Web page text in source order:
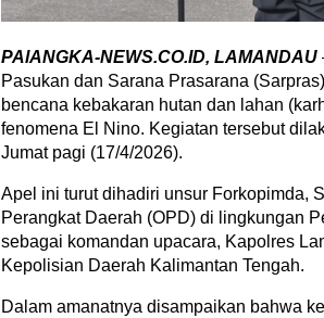
PAlANGKA-NEWS.CO.ID, LAMANDAU
Pasukan dan Sarana Prasarana
bencana kebakaran hutan dan lahan
fenomena El Nino. Kegiatan tersebut
Jumat pagi (17/4/2026).
Apel ini turut dihadiri unsur Forkopimda,
Perangkat Daerah (OPD) di lingkungan
sebagai komandan upacara, Kapolres
Kepolisian Daerah Kalimantan Tengah.
Dalam amanatnya disampaikan bahwa